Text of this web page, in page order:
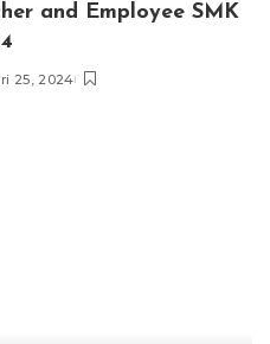
and Employee SMK
25, 2024